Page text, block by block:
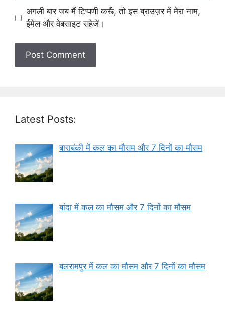
अगली बार जब मैं टिप्पणी करूँ, तो इस ब्राउज़र में मेरा नाम,
ईमेल और वेबसाइट सहेजें।
Latest Posts:
बाराबंकी में कल का मौसम और 7 दिनों का मौसम
बांदा में कल का मौसम और 7 दिनों का मौसम
बलरामपुर में कल का मौसम और 7 दिनों का मौसम